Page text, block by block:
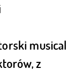
musical
z